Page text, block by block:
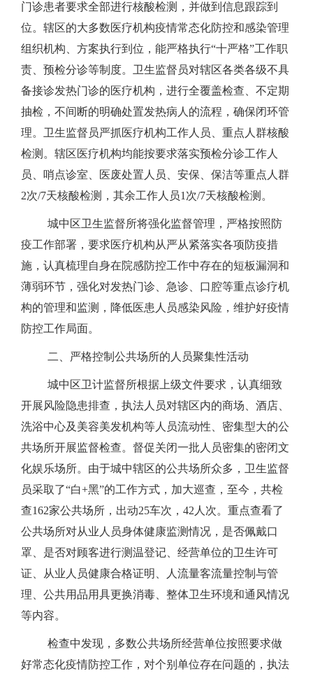
门诊患者要求全部进行核酸检测，并做到信息跟踪到
位。辖区的大多数医疗机构疫情常态化防控和感染管理
组织机构、方案执行到位，能严格执行“十严格”工作职
责、预检分诊等制度。卫生监督员对辖区各类各级不具
备接诊发热门诊的医疗机构，进行全覆盖检查、不定期
抽检，不间断的明确处置发热病人的流程，确保闭环管
理。卫生监督员严抓医疗机构工作人员、重点人群核酸
检测。辖区医疗机构均能按要求落实预检分诊工作人
员、哨点诊室、医废处置人员、安保、保洁等重点人群
2次/7天核酸检测，其余工作人员1次/7天核酸检测。
城中区卫生监督所将强化监督管理，严格按照防
疫工作部署，要求医疗机构从严从紧落实各项防疫措
施，认真梳理自身在院感防控工作中存在的短板漏洞和
薄弱环节，强化对发热门诊、急诊、口腔等重点诊疗机
构的管理和监测，降低医患人员感染风险，维护好疫情
防控工作局面。
二、严格控制公共场所的人员聚集性活动
城中区卫计监督所根据上级文件要求，认真细致
开展风险隐患排查，执法人员对辖区内的商场、酒店、
洗浴中心及美容美发机构等人员流动性、密集型大的公
共场所开展监督检查。督促关闭一批人员密集的密闭文
化娱乐场所。由于城中辖区的公共场所众多，卫生监督
员采取了“白+黑”的工作方式，加大巡查，至今，共检
查162家公共场所，出动25车次，42人次。重点查看了
公共场所对从业人员身体健康监测情况，是否佩戴口
罩、是否对顾客进行测温登记、经营单位的卫生许可
证、从业人员健康合格证明、人流量客流量控制与管
理、公共用品用具更换消毒、整体卫生环境和通风情况
等内容。
检查中发现，多数公共场所经营单位按照要求做
好常态化疫情防控工作，对个别单位存在问题的，执法